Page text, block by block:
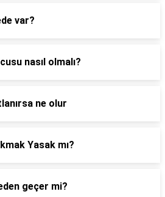
var?
nasıl olmalı?
ne olur
Yasak mı?
geçer mi?